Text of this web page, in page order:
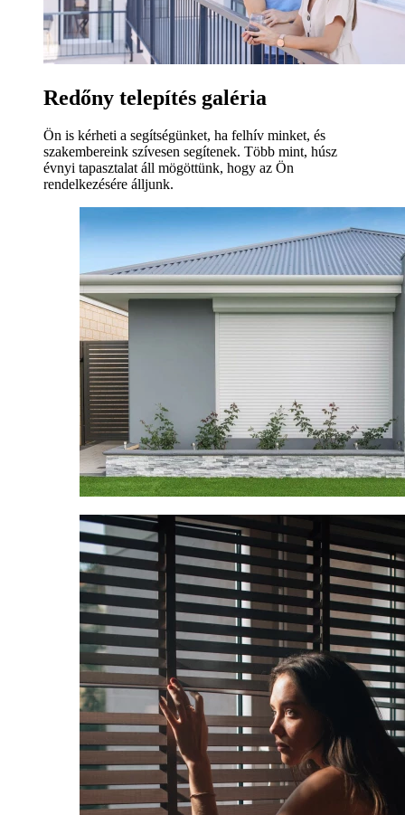
Redőny telepítés galéria
Ön is kérheti a segítségünket, ha felhív minket, és
szakembereink szívesen segítenek. Több mint, húsz
évnyi tapasztalat áll mögöttünk, hogy az Ön
rendelkezésére álljunk.